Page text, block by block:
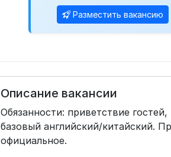
Разместить вакансию
Описание вакансии
Обязанности: приветствие
базовый английский/китайский.
официальное.